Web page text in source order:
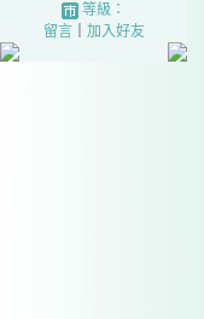
等級：
留言｜ 加入好友